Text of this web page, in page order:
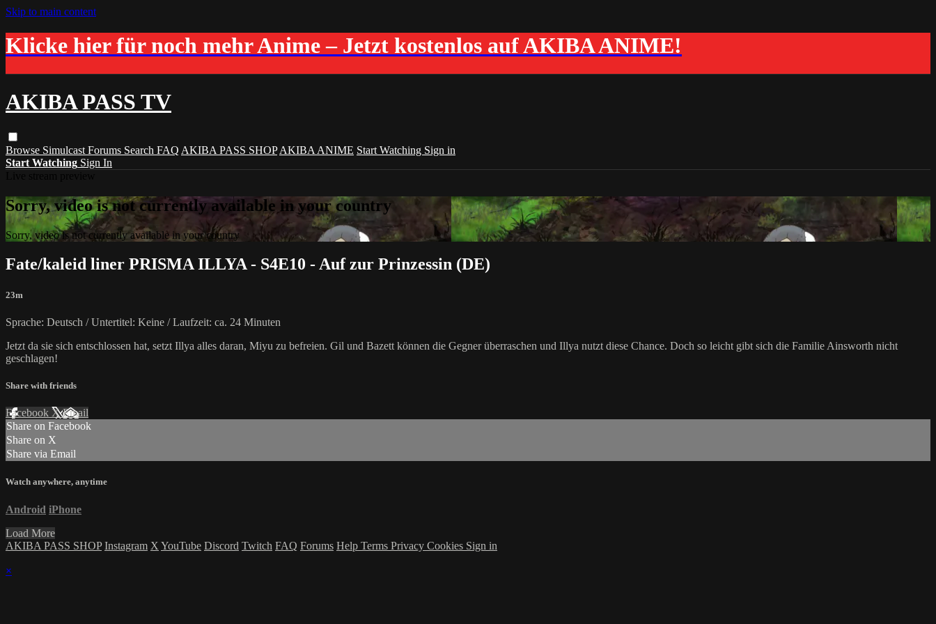
Skip to main content
Klicke hier für noch mehr Anime – Jetzt kostenlos auf AKIBA ANIME!
AKIBA PASS TV
Browse Simulcast Forums Search FAQ AKIBA PASS SHOP AKIBA ANIME Start Watching Sign in
Start Watching Sign In
Sorry, video is not currently available in your country
Sorry, video is not currently available in your country
Fate/kaleid liner PRISMA ILLYA - S4E10 - Auf zur Prinzessin (DE)
23m
Sprache: Deutsch / Untertitel: Keine / Laufzeit: ca. 24 Minuten
Jetzt da sie sich entschlossen hat, setzt Illya alles daran, Miyu zu befreien. Gil und Bazett können die Gegner überraschen und Illya nutzt diese Chance. Doch so leicht gibt sich die Familie Ainsworth nicht
geschlagen!
Share with friends
Facebook XEmail
Share on Facebook
Share on X
Share via Email
Watch anywhere, anytime
Android iPhone
Load More
AKIBA PASS SHOP Instagram X YouTube Discord Twitch FAQ Forums Help Terms Privacy Cookies Sign in
×